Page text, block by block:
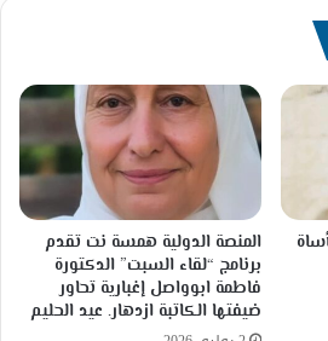
المنصة الدولية همسة نت تقدم
برنامج “لقاء السبت” الدكتورة
فاطمة ابوواصل إغبارية تحاور
ضيفتها الكاتبة ازدهار. عيد الحليم